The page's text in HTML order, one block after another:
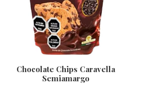
Chocolate Chips Caravella
Semiamargo